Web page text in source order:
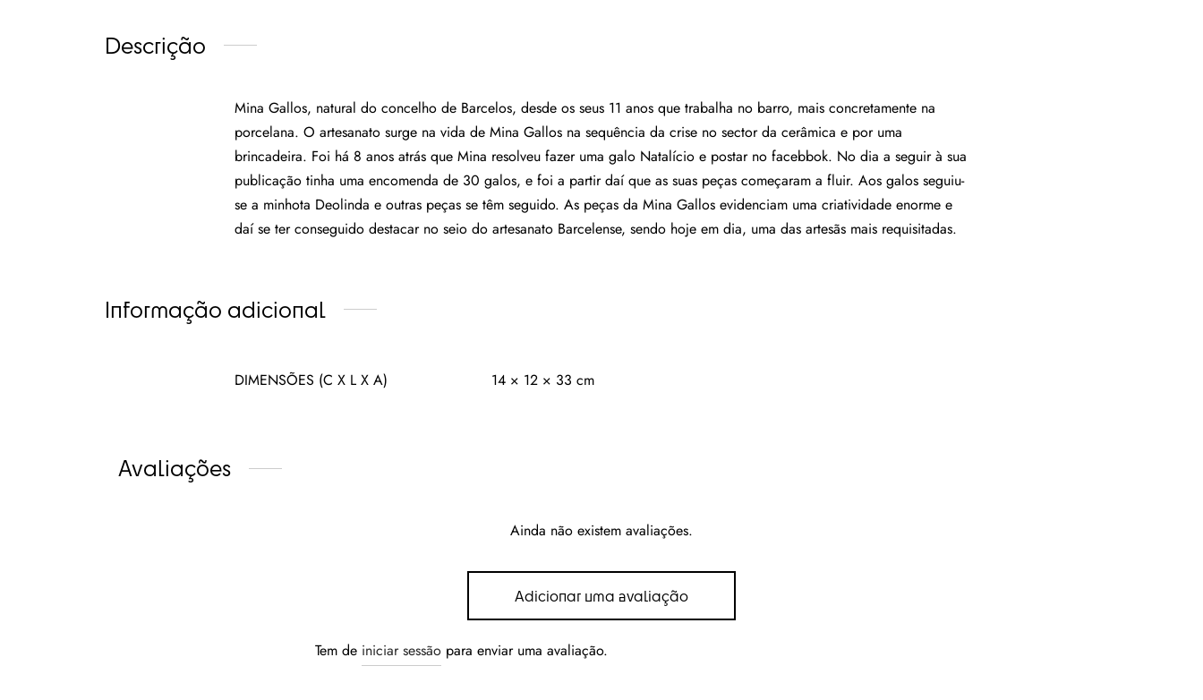
Descrição
Mina Gallos, natural do concelho de Barcelos, desde os seus 11 anos que trabalha no barro, mais concretamente na
porcelana. O artesanato surge na vida de Mina Gallos na sequência da crise no sector da cerâmica e por uma
brincadeira. Foi há 8 anos atrás que Mina resolveu fazer uma galo Natalício e postar no facebbok. No dia a seguir à sua
publicação tinha uma encomenda de 30 galos, e foi a partir daí que as suas peças começaram a fluir. Aos galos seguiu-
se a minhota Deolinda e outras peças se têm seguido. As peças da Mina Gallos evidenciam uma criatividade enorme e
daí se ter conseguido destacar no seio do artesanato Barcelense, sendo hoje em dia, uma das artesãs mais requisitadas.
Informação adicional
DIMENSÕES (C X L X A) 14 × 12 × 33 cm
Avaliações
Ainda não existem avaliações.
Adicionar uma avaliação
Tem de iniciar sessão para enviar uma avaliação.